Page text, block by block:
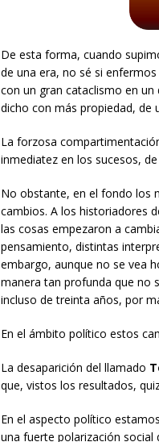
De esta forma, cuando
de una era, no sé si
con un gran cataclismo en
dicho con más propiedad, de
La forzosa
inmediatez en los sucesos,
No obstante, en el fondo los
cambios. A los historiadores
las cosas empezaron a
pensamiento, distintas
embargo, aunque no se vea
manera tan profunda que no
incluso de treinta años, por
En el ámbito político estos
La desaparición del llamado
que, vistos los resultados,
En el aspecto político
una fuerte polarización